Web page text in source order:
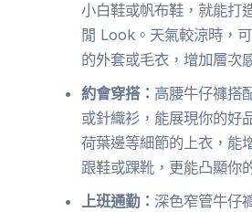
小白鞋或帆布鞋，就能打
閒 Look。天氣較涼時，
的外套或毛衣，增加層次
約會穿搭： 高腰牛仔褲搭
或針織衫，能展現你的好
荷葉邊等細節的上衣，能
跟鞋或踝靴，更能凸顯你
上班通勤：深色窄管牛仔